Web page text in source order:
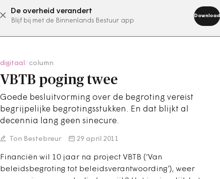
De overheid verandert
Blijf bij met de Binnenlands Bestuur app
Download
abonneer nu
digitaal column
VBTB poging twee
Goede besluitvorming over de begroting vereist
begrijpelijke begrotingsstukken. En dat blijkt al
decennia lang geen sinecure.
Ton Bestebreur 29 april 2011
Financiën wil 10 jaar na project VBTB (‘Van
beleidsbegroting tot beleidsverantwoording’), weer